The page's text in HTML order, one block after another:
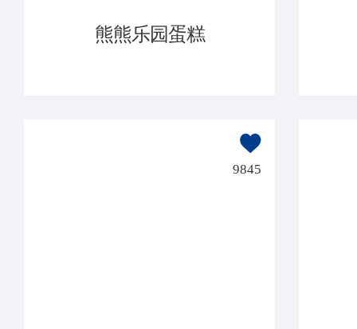
熊熊乐园蛋糕
9845